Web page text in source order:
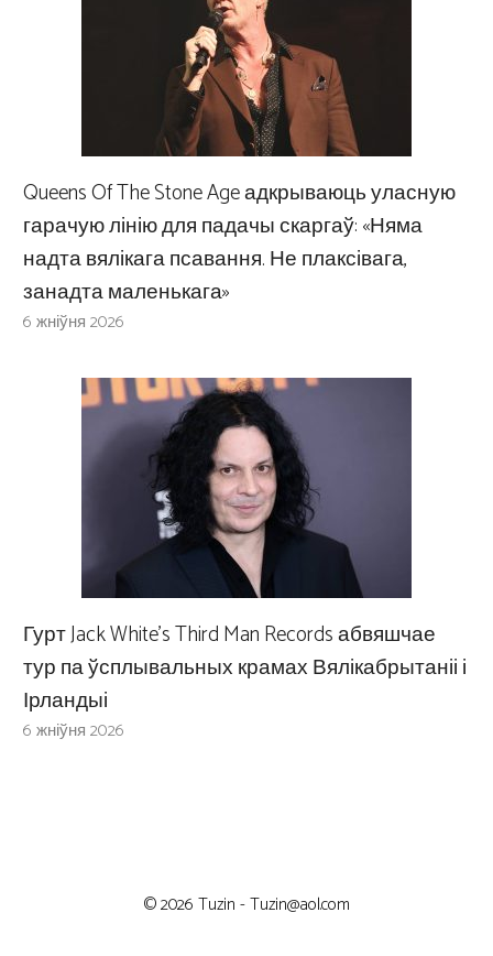
Queens Of The Stone Age адкрываюць уласную
гарачую лінію для падачы скаргаў: «Няма
надта вялікага псавання. Не плаксівага,
занадта маленькага»
6 жніўня 2026
Гурт Jack White’s Third Man Records абвяшчае
тур па ўсплывальных крамах Вялікабрытаніі і
Ірландыі
6 жніўня 2026
© 2026 Tuzin -Tuzin@aol.com